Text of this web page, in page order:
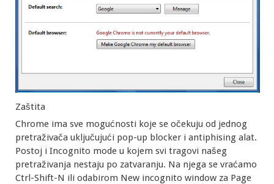
Zaštita
Chrome ima sve mogućnosti koje se očekuju od jednog
pretraživača uključujući pop-up blocker i antiphising alat.
Postoj i Incognito mode u kojem svi tragovi našeg
pretraživanja nestaju po zatvaranju. Na njega se vraćamo
Ctrl-Shift-N ili odabirom New incognito window za Page